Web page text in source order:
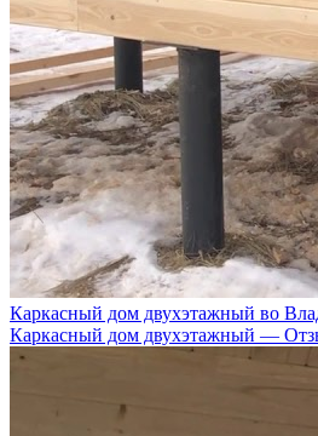
Каркасный дом двухэтажный во
Каркасный дом двухэтажный —